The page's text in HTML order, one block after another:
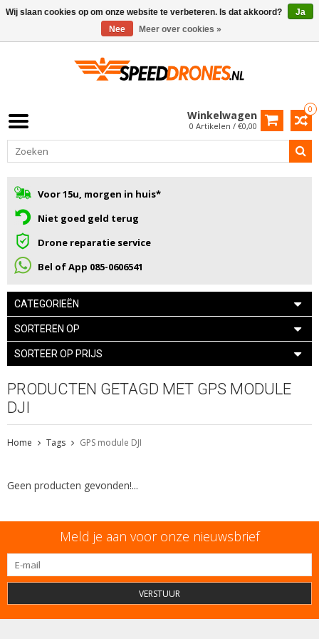
0
Winkelwagen
0 Artikelen / €0,00
Voor 15u, morgen in huis*
Niet goed geld terug
Drone reparatie service
Bel of App 085-0606541
CATEGORIEËN
SORTEREN OP
SORTEER OP PRIJS
PRODUCTEN GETAGD MET GPS MODULE
DJI
Home Tags GPS module DJI
Geen producten gevonden!...
Meld je aan voor onze nieuwsbrief
VERSTUUR
Wij slaan cookies op om onze website te verbeteren. Is dat akkoord?
Ja
Nee
Meer over cookies »